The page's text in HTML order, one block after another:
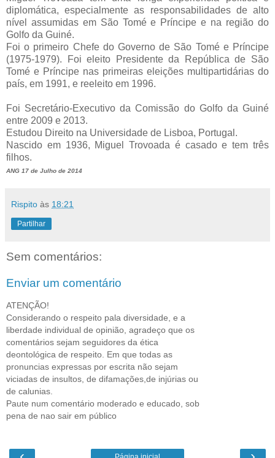
diplomática, especialmente as responsabilidades de alto
nível assumidas em São Tomé e Príncipe e na região do
Golfo da Guiné.
Foi o primeiro Chefe do Governo de São Tomé e Príncipe
(1975-1979). Foi eleito Presidente da República de São
Tomé e Príncipe nas primeiras eleições multipartidárias do
país, em 1991, e reeleito em 1996.
Foi Secretário-Executivo da Comissão do Golfo da Guiné
entre 2009 e 2013.
Estudou Direito na Universidade de Lisboa, Portugal.
Nascido em 1936, Miguel Trovoada é casado e tem três
filhos.
ANG 17 de Julho de 2014
Rispito às 18:21
Partilhar
Sem comentários:
Enviar um comentário
ATENÇÃO!
Considerando o respeito pala diversidade, e a
liberdade individual de opinião, agradeço que os
comentários sejam seguidores da ética
deontológica de respeito. Em que todas as
pronuncias expressas por escrita não sejam
viciadas de insultos, de difamações,de injúrias ou
de calunias.
Paute num comentário moderado e educado, sob
pena de nao sair em público